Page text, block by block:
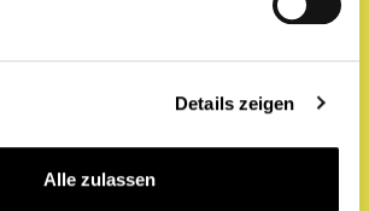
Details zeigen
Alle zulassen